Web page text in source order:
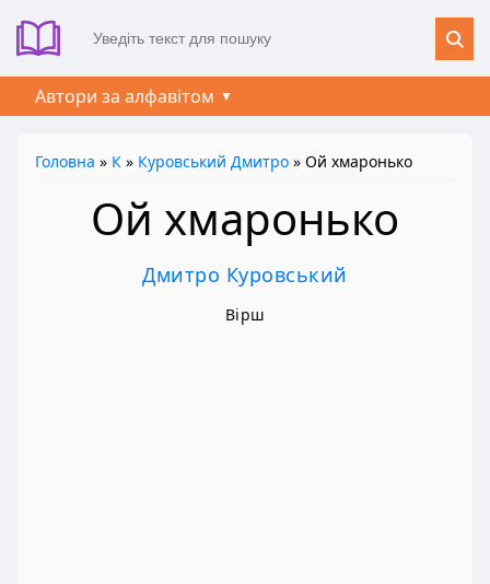
Автори за алфавітом
Головна » К » Куровський Дмитро » Ой хмаронько
Ой хмаронько
Дмитро Куровський
Вірш